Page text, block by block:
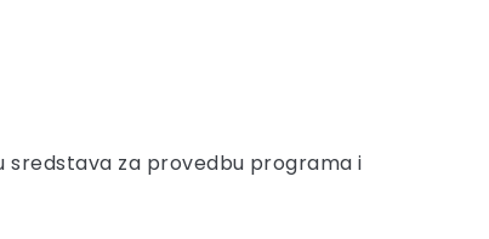
sredstava za provedbu programa i